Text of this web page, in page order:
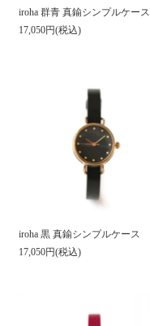
iroha 群青 真鍮シンプルケース
17,050円(税込)
iroha 黒 真鍮シンプルケース
17,050円(税込)